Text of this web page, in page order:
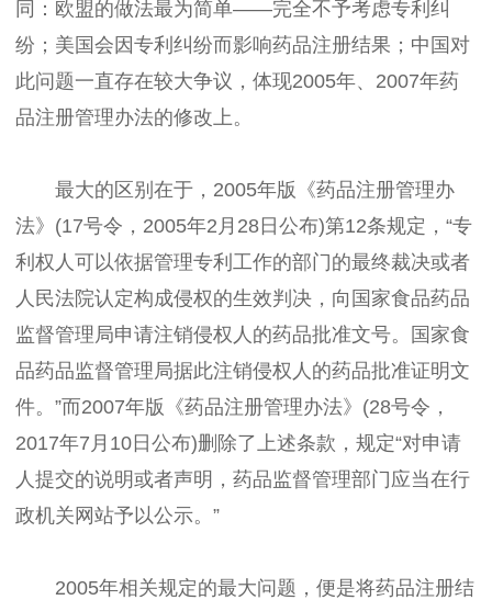
同：欧盟的做法最为简单——完全不予考虑专利纠
纷；美国会因专利纠纷而影响药品注册结果；中国对
此问题一直存在较大争议，体现2005年、2007年药
品注册管理办法的修改上。
最大的区别在于，2005年版《药品注册管理办
法》(17号令，2005年2月28日公布)第12条规定，“专
利权人可以依据管理专利工作的部门的最终裁决或者
人民法院认定构成侵权的生效判决，向国家食品药品
监督管理局申请注销侵权人的药品批准文号。国家食
品药品监督管理局据此注销侵权人的药品批准证明文
件。”而2007年版《药品注册管理办法》(28号令，
2017年7月10日公布)删除了上述条款，规定“对申请
人提交的说明或者声明，药品监督管理部门应当在行
政机关网站予以公示。”
2005年相关规定的最大问题，便是将药品注册结